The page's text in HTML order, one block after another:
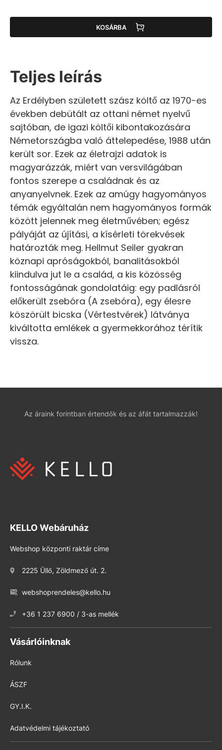
KOSÁRBA
Teljes leírás
Az Erdélyben született szász költő az 1970-es
években debütált az ottani német nyelvű
sajtóban, de igazi költői kibontakozására
Németországba való áttelepedése, 1988 után
került sor. Ezek az életrajzi adatok is
magyarázzák, miért van versvilágában
fontos szerepe a családnak és az
anyanyelvnek. Ezek az amúgy hagyományos
témák egyáltalán nem hagyományos formák
között jelennek meg életművében; egész
pályáját az újítási, a kísérleti törekvések
határozták meg. Hellmut Seiler gyakran
köznapi apróságokból, banalitásokból
kiindulva jut le a család, a kis közösség
fontosságának gondolatáig: egy padlásról
előkerült zsebóra (A zsebóra), egy élesre
köszörült bicska (Vértestvérek) látványa
kiváltotta emlékek a gyermekkorához térítik
vissza.
Az áraink forintban értendők és az áfát tartalmazzák!
KELLO Webáruház
Webshop központi raktár címe
2225 Üllő, Zöldmező út. 2.
webshoprendeles@kello.hu
+36 1 237 6900 / 3-as mellék
Vásárlóinknak
Rólunk
ÁSZF
GY.I.K.
Adatvédelmi tájékoztató